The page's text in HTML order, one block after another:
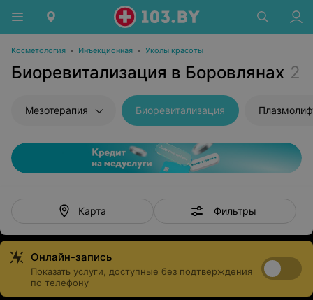
Косметология • Инъекционная • Уколы красоты
Биоревитализация в Боровлянах 2
Мезотерапия Биоревитализация
Карта Фильтры
Онлайн-запись
Показать услуги, доступные без подтверждения
по телефону